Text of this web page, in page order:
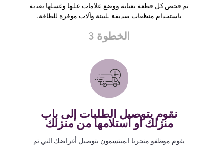
تم فحص كل قطعة بعناية ووضع علامات عليها وغسلها بعناية
باستخدام منظفات صديقة للبيئة وآلات موفرة للطاقة.
الخطوة 3
نقوم بتوصيل الطلبات إلى باب
منزلك أو استلامها من منزلك
يقوم موظفو متجرنا المبتسمون بتوصيل أغراضك التي تم